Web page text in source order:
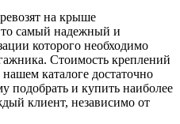
на крыше
самый надежный и
которого необходимо
Стоимость креплений
каталоге достаточно
подобрать и купить наиболее
клиент, независимо от